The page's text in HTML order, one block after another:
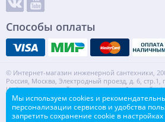
Способы оплаты
© Интернет-магазин инженерной сантехники,
Россия, Москва, Электродный проезд, д. 6, стр.1,
Информация на сайте не является публичной
ИНН: 7720553918 КПП: 772001001
Контакты Карта сайта
Мы используем cookies и
персонализации сервисов и удобства
запретить сохранение cookie в настройках